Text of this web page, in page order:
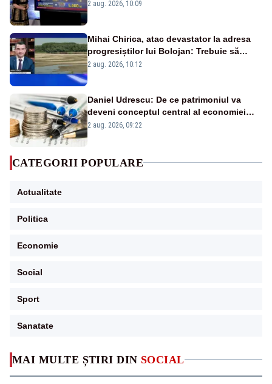
MAI MULTE ȘTIRI DIN SOCIAL
pierdute de fiecare român
2 aug. 2026, 10:09
Mihai Chirica, atac devastator la adresa
progresiștilor lui Bolojan: Trebuie să
protejăm și natura, dar nu șținem omaneii
2 aug. 2026, 10:12
Daniel Udrescu: De ce patrimoniul va
deveni conceptul central al economiei
viitoare?
2 aug. 2026, 09:22
CATEGORII POPULARE
Actualitate
Politica
Economie
Social
Sport
Sanatate